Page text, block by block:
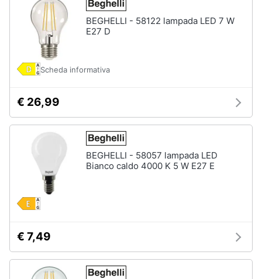
Arredamento
esterno
Piscine
fuori
terra
Gazebo
tutti
Lavanderia
Portabiancheria
BEGHELLI - 58122 lampada LED 7 W
E27 D
Scheda informativa
€ 26,99
BEGHELLI - 58057 lampada LED
Bianco caldo 4000 K 5 W E27 E
€ 7,49